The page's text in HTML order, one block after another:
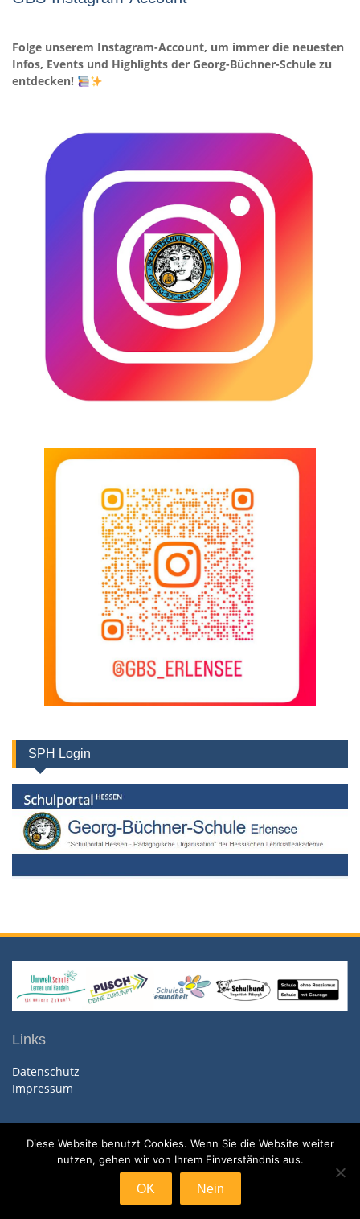
Folge unserem Instagram-Account, um immer die neuesten
Infos, Events und Highlights der Georg-Büchner-Schule zu
entdecken!
SPH Login
Links
Datenschutz
Impressum
Copyright. All rights reserved.
Proudly powered by WordPress
|Education Hub by
Themes
Diese Website benutzt Cookies. Wenn Sie die Website weiter
nutzen, gehen wir von Ihrem Einverständnis aus.
OK Nein